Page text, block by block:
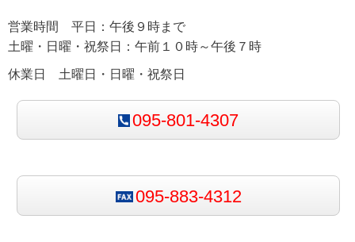
営業時間 平日：午後９時まで
土曜・日曜・祝祭日：午前１０時～午後７時
休業日 土曜日・日曜・祝祭日
095-801-4307
095-883-4312